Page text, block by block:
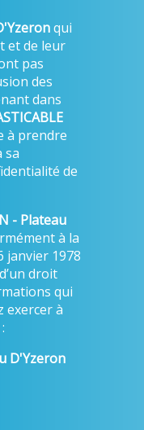
qui
et de leur
pas
des
dans
à prendre
sa
de
- Plateau
à la
janvier 1978
droit
qui
exercer à
D'Yzeron